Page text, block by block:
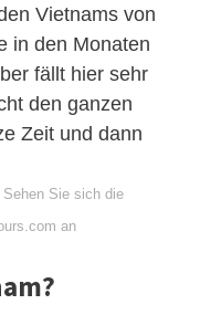
Vietnams von
in den Monaten
fällt hier sehr
den ganzen
Zeit und dann
Sehen Sie sich die
an